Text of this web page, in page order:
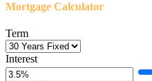
Mortgage Calculator
Term
Interest